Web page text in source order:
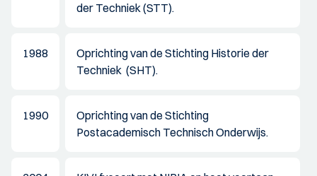
der Techniek (STT).
1988
Oprichting van de Stichting Historie der
Techniek (SHT).
1990
Oprichting van de Stichting
Postacademisch Technisch Onderwijs.